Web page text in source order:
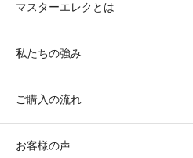
マスターエレクとは
私たちの強み
ご購入の流れ
お客様の声